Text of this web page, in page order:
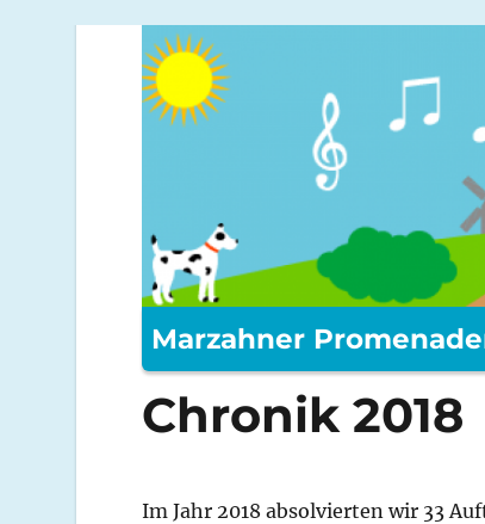
Marzahner
Chronik 2018
Im Jahr 2018 absolvierten wir 33